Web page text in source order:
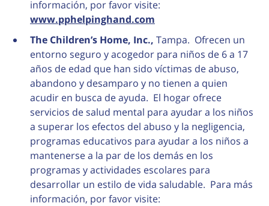
información, por favor visite:
www.pphelpinghand.com
The Children’s Home, Inc., Tampa. Ofrecen un
entorno seguro y acogedor para niños de 6 a 17
años de edad que han sido víctimas de abuso,
abandono y desamparo y no tienen a quien
acudir en busca de ayuda. El hogar ofrece
servicios de salud mental para ayudar a los niños
a superar los efectos del abuso y la negligencia,
programas educativos para ayudar a los niños a
mantenerse a la par de los demás en los
programas y actividades escolares para
desarrollar un estilo de vida saludable. Para más
información, por favor visite: